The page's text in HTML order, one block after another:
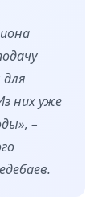
них уже
–